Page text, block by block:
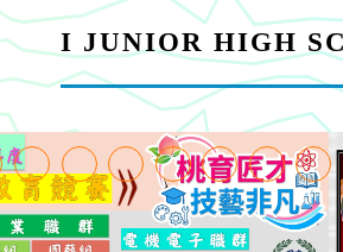
I JUNIOR HIGH
結果(第4招)】